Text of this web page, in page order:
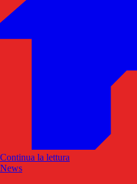
Continua la lettura
News